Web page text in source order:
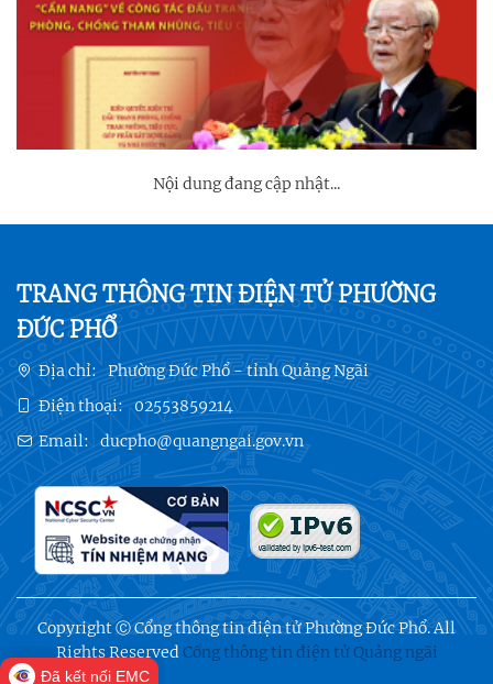
Nội dung đang cập nhật...
TRANG THÔNG TIN ĐIỆN TỬ PHƯỜNG
ĐỨC PHỔ
Địa chỉ:
Phường Đức Phổ - tỉnh Quảng Ngãi
Điện thoại: 02553859214
Email: ducpho@quangngai.gov.vn
Copyright Ⓒ Cổng thông tin điện tử Phường Đức Phổ. All
Rights Reserved Cổng thông tin điện tử Quảng ngãi
Đã kết nối EMC